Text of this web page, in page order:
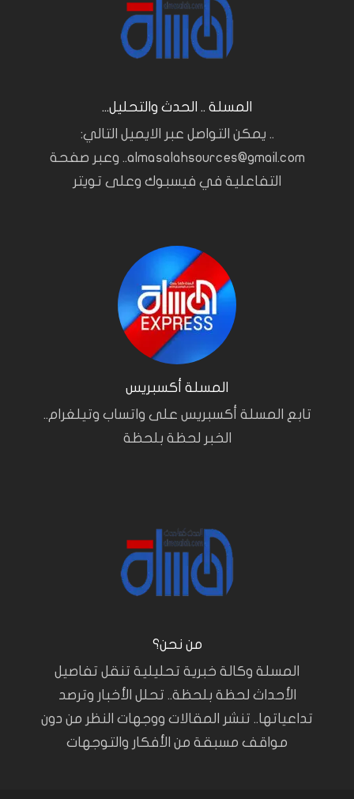
المسلة .. الحدث والتحليل...
.. يمكن التواصل عبر الايميل التالي:
almasalahsources@gmail.com.. وعبر صفحة
التفاعلية في فيسبوك وعلى تويتر
المسلة أكسبريس
تابع المسلة أكسبريس على واتساب وتيلغرام..
الخبر لحظة بلحظة
من نحن؟
المسلة وكالة خبرية تحليلية تنقل تفاصيل
الأحداث لحظة بلحظة.. تحلل الأخبار وترصد
تداعياتها.. تنشر المقالات ووجهات النظر من دون
مواقف مسبقة من الأفكار والتوجهات